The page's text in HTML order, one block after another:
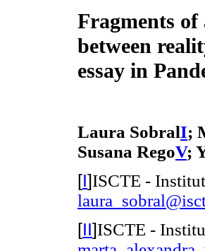
Fragments
between
essay in
Laura SobralI;
Susana RegoV;
[I]ISCTE -
[II]ISCTE -